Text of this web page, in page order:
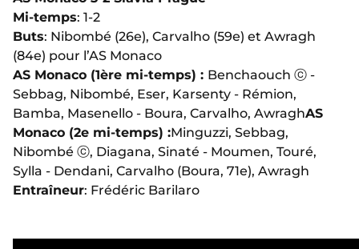
Mi-temps: 1-2
Buts: Nibombé (26e), Carvalho (59e) et Awragh
(84e) pour l’AS Monaco
AS Monaco (1ère mi-temps) : Benchaouch ⓒ -
Sebbag, Nibombé, Eser, Karsenty - Rémion,
Bamba, Masenello - Boura, Carvalho, AwraghAS
Monaco (2e mi-temps) :Minguzzi, Sebbag,
Nibombé ⓒ, Diagana, Sinaté - Moumen, Touré,
Sylla - Dendani, Carvalho (Boura, 71e), Awragh
Entraîneur: Frédéric Barilaro